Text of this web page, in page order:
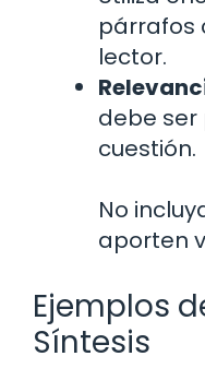
párrafos
lector.
debe
cuestión.
No
aporten
Ejemplos
Síntesis